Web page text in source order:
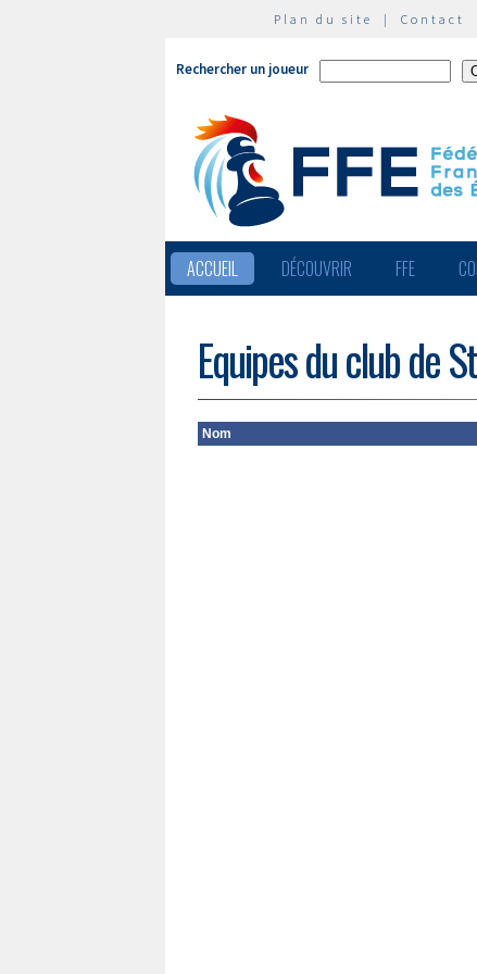
Plan du site | Contact
Rechercher un joueur
ACCUEIL DÉCOUVRIR FFE
Equipes du club de
Nom